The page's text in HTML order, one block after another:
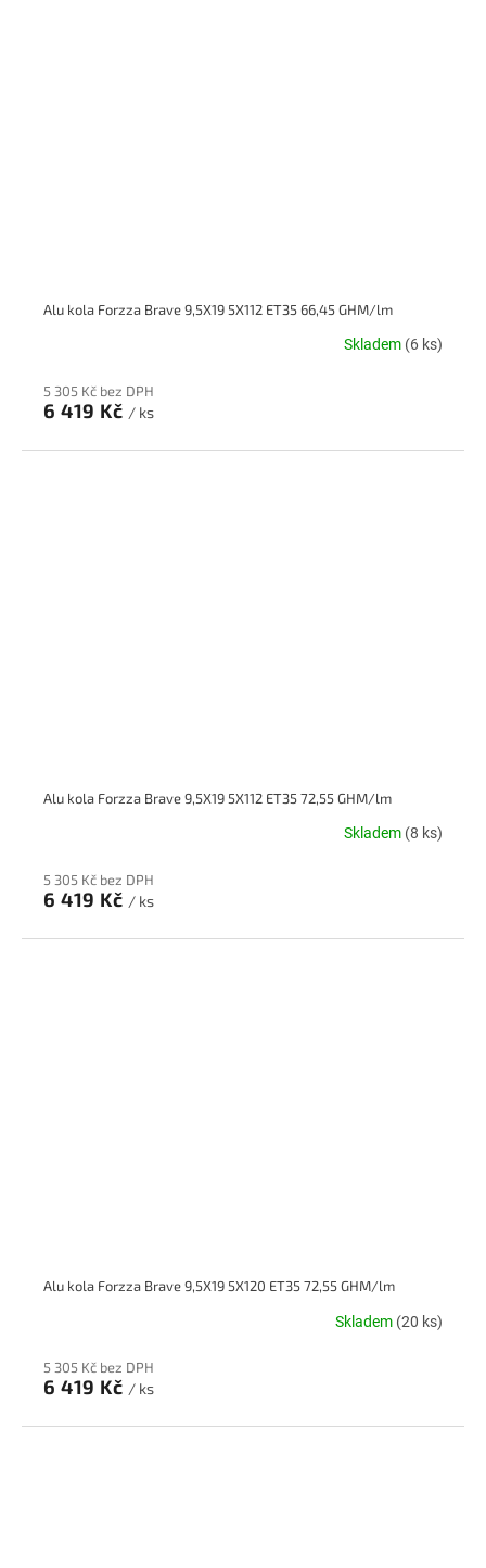
Alu kola Forzza Brave 9,5X19 5X112 ET35 66,45 GHM/lm
Skladem (6 ks)
5 305 Kč bez DPH
6 419 Kč / ks
Alu kola Forzza Brave 9,5X19 5X112 ET35 72,55 GHM/lm
Skladem (8 ks)
5 305 Kč bez DPH
6 419 Kč / ks
Alu kola Forzza Brave 9,5X19 5X120 ET35 72,55 GHM/lm
Skladem (20 ks)
5 305 Kč bez DPH
6 419 Kč / ks